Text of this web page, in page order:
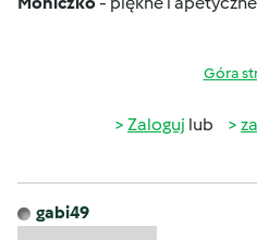
Góra
Zaloguj lub
gabi49